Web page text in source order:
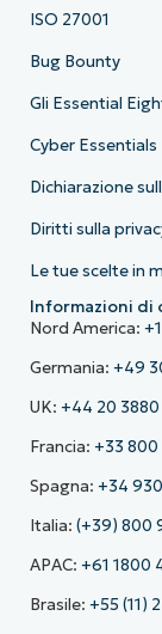
ISO 27001
Bug Bounty
Gli Essential
Cyber Essentials
Dichiarazione
Diritti sulla
Le tue scelte in
Informazioni di
Nord America:
Germania: +49
UK: +44 20
Francia: +33 800
Spagna: +34
Italia: (+39) 800
APAC: +61 1800
Brasile: +55 (11)